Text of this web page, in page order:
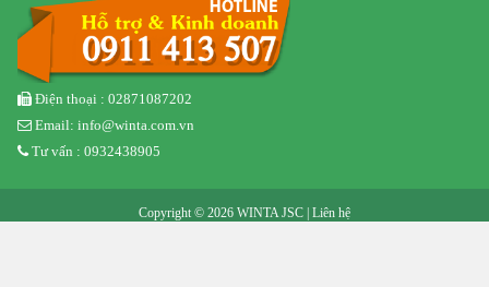
Điện thoại : 02871087202
Email: info@winta.com.vn
Tư vấn : 0932438905
Copyright © 2026 WINTA JSC | Liên hệ